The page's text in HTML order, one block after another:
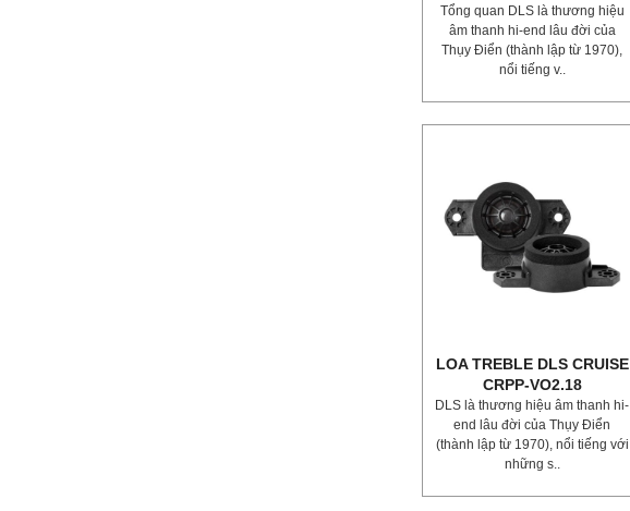
Tổng quan DLS là thương hiệu
âm thanh hi-end lâu đời của
Thụy Điển (thành lập từ 1970),
nổi tiếng v..
LOA TREBLE DLS CRUISE
CRPP-VO2.18
DLS là thương hiệu âm thanh hi-
end lâu đời của Thụy Điển
(thành lập từ 1970), nổi tiếng với
⁣những s..